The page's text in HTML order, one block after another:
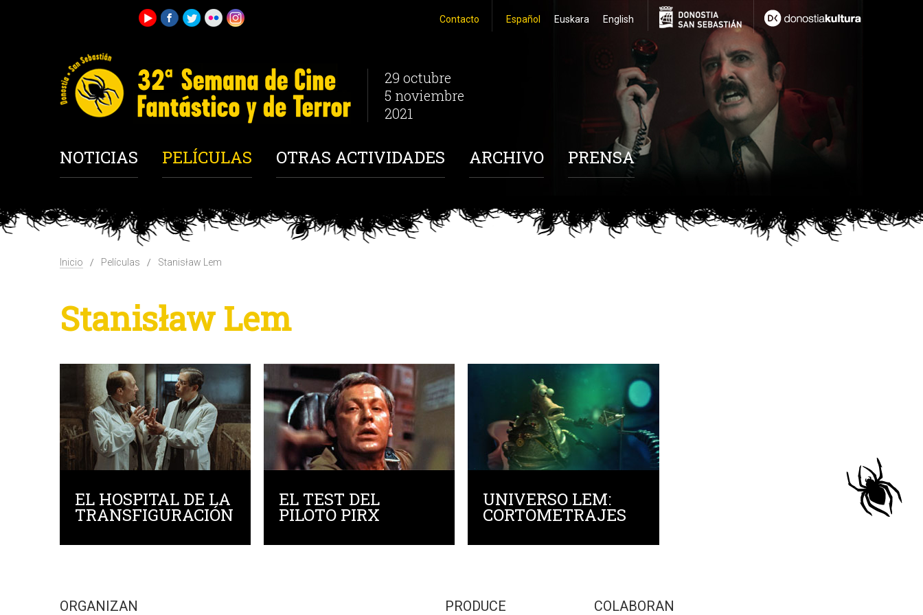
Español Euskara English
Contacto
29 octubre
5 noviembre
2021
NOTICIAS PELÍCULAS OTRAS ACTIVIDADES ARCHIVO PRENSA
Inicio Películas Stanisław Lem
Stanisław Lem
EL HOSPITAL DE LA
TRANSFIGURACIÓN
EL TEST DEL
PILOTO PIRX
UNIVERSO LEM:
CORTOMETRAJES
ORGANIZAN PRODUCE COLABORAN